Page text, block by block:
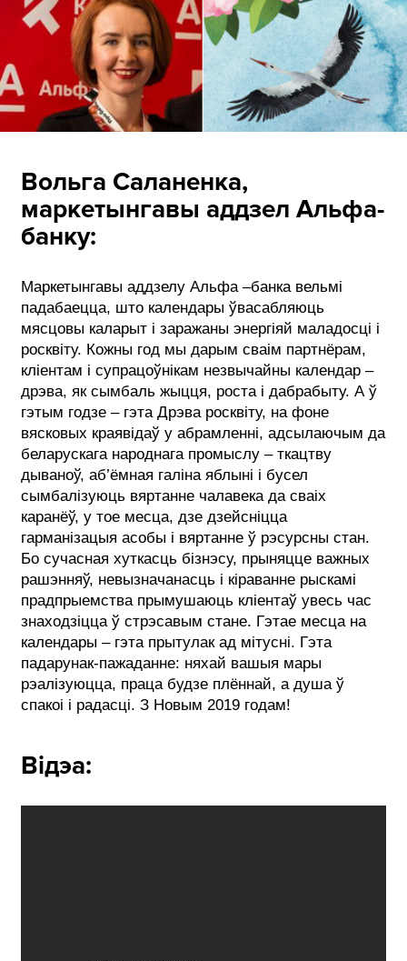
Вольга Саланенка,
маркетынгавы аддзел Альфа-
банку:
Маркетынгавы аддзелу Альфа –банка вельмі
падабаецца, што календары ўвасабляюць
мясцовы каларыт і заражаны энергіяй маладосці і
росквіту. Кожны год мы дарым сваім партнёрам,
кліентам і супрацоўнікам незвычайны календар –
дрэва, як сымбаль жыцця, роста і дабрабыту. А ў
гэтым годзе – гэта Дрэва росквіту, на фоне
вясковых краявідаў у абрамленні, адсылаючым да
беларускага народнага промыслу – ткацтву
дываноў, аб’ёмная галіна яблыні і бусел
сымбалізуюць вяртанне чалавека да сваіх
каранёў, у тое месца, дзе дзейсніцца
гарманізацыя асобы і вяртанне ў рэсурсны стан.
Бо сучасная хуткасць бізнэсу, прыняцце важных
рашэнняў, невызначанасць і кіраванне рыскамі
прадпрыемства прымушаюць кліентаў увесь час
знаходзіцца ў стрэсавым стане. Гэтае месца на
календары – гэта прытулак ад мітусні. Гэта
падарунак-пажаданне: няхай вашыя мары
рэалізуюцца, праца будзе плённай, а душа ў
спакоі і радасці. З Новым 2019 годам!
Відэа: